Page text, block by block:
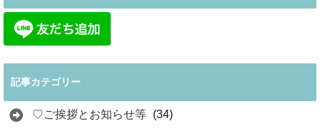
記事カテゴリー
♡ご挨拶とお知らせ等 (34)